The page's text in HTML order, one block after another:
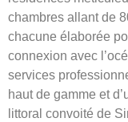
chambres allant de
chacune élaborée
connexion avec
services
haut de gamme et
littoral convoité de